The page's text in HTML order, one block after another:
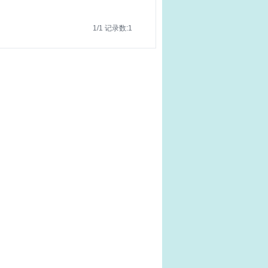
1/1 记录数:1